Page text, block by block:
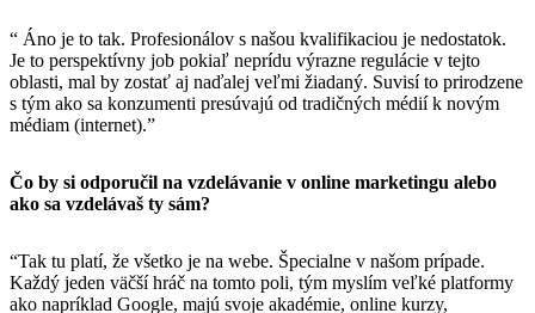
“ Áno je to tak. Profesionálov s našou kvalifikaciou je nedostatok.
Je to perspektívny job pokiaľ neprídu výrazne regulácie v tejto
oblasti, mal by zostať aj naďalej veľmi žiadaný. Suvisí to prirodzene
s tým ako sa konzumenti presúvajú od tradičných médií k novým
médiam (internet).”
Čo by si odporučil na vzdelávanie v online marketingu alebo
ako sa vzdelávaš ty sám?
“Tak tu platí, že všetko je na webe. Špecialne v našom prípade.
Každý jeden väčší hráč na tomto poli, tým myslím veľké platformy
ako napríklad Google, majú svoje akadémie, online kurzy,